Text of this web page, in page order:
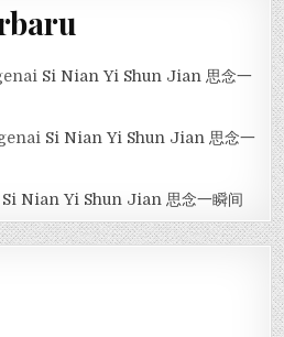
Si Nian Yi Shun Jian 思念一
Si Nian Yi Shun Jian 思念一
Si Nian Yi Shun Jian 思念一瞬间